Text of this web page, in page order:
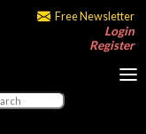
Free Newsletter
Login
Register